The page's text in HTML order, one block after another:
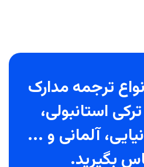
ترجمه مدارک
استانبولی،
آلمانی و ...
بگیرید.